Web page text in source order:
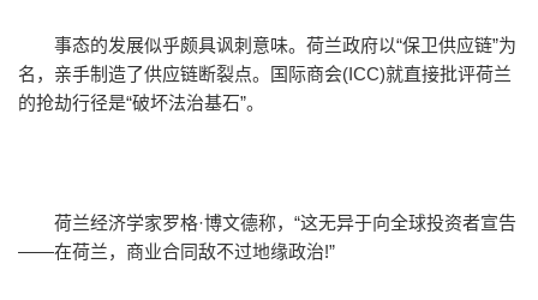
事态的发展似乎颇具讽刺意味。荷兰政府以“保卫供应链”为
名，亲手制造了供应链断裂点。国际商会(ICC)就直接批评荷兰
的抢劫行径是“破坏法治基石”。
荷兰经济学家罗格·博文德称，“这无异于向全球投资者宣告
——在荷兰，商业合同敌不过地缘政治!”